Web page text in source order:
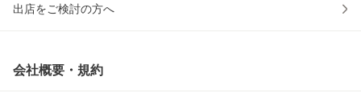
出店をご検討の方へ
会社概要・規約